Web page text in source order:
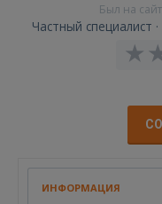
Был на
Частный специалист
ИНФОРМАЦИЯ